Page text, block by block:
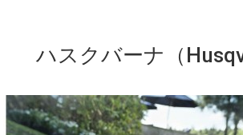
ハスクバーナ（